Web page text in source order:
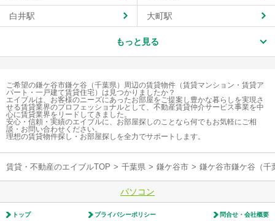
白井駅 大町駅
もっと見る
ご希望の鎌ケ谷市鎌ケ谷（千葉県）周辺の賃貸物件（賃貸マンション・賃貸ア
パート・一戸建て賃貸住宅）は見つかりましたか？
エイブルは、お客様のニーズにあったお部屋をご提案し豊かな暮らしを実現さ
せる賃貸業界のプロフェッショナルとして、不動産賃貸仲介サービス事業を中
心に賃貸業界をリードしてきました。
安心・信頼・実績のエイブルに、お部屋探しのことなら何でもお気軽にご相
談・お問い合わせください。
理想の賃貸物件探し・お部屋探しを全力でサポートします。
賃貸・不動産のエイブルTOP > 千葉県 > 鎌ケ谷市 > 鎌ケ谷市鎌ケ谷（千
パソコン
トップ プライバシーポリシー 問合せ・会社概要